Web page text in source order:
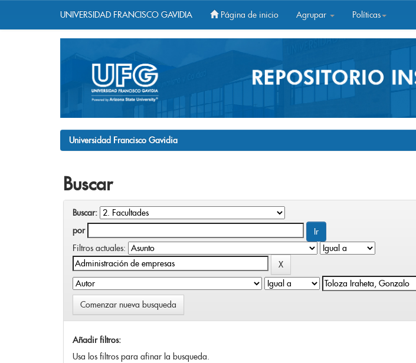
UNIVERSIDAD FRANCISCO GAVIDIA Página de inicio Agrupar Políticas
Universidad Francisco Gavidia
Buscar
Buscar:
por
Filtros actuales:
Comenzar nueva busqueda
Añadir filtros:
Usa los filtros para afinar la busqueda.